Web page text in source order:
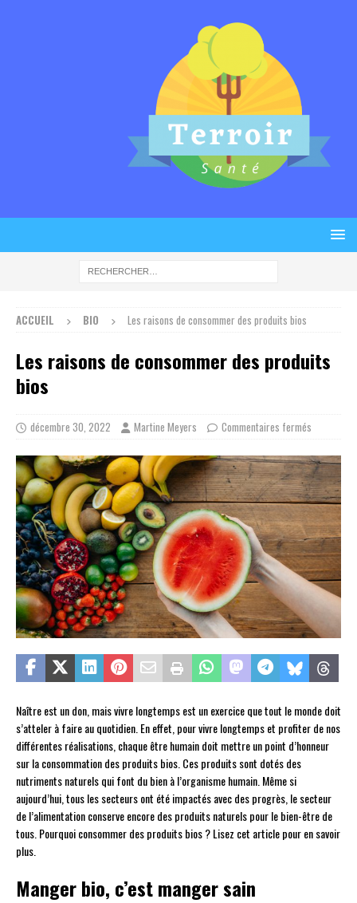
ACCUEIL BIO Les raisons de consommer des produits bios
Les raisons de consommer des produits
bios
décembre 30, 2022 Martine Meyers Commentaires fermés
Naître est un don, mais vivre longtemps est un exercice que tout le monde doit
s’atteler à faire au quotidien. En effet, pour vivre longtemps et profiter de nos
différentes réalisations, chaque être humain doit mettre un point d’honneur
sur la consommation des produits bios. Ces produits sont dotés des
nutriments naturels qui font du bien à l’organisme humain. Même si
aujourd’hui, tous les secteurs ont été impactés avec des progrès, le secteur
de l’alimentation conserve encore des produits naturels pour le bien-être de
tous. Pourquoi consommer des produits bios ? Lisez cet article pour en savoir
plus.
Manger bio, c’est manger sain